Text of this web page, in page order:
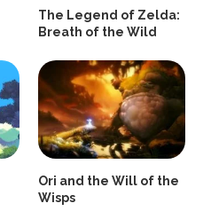
The Legend of Zelda:
Breath of the Wild
Ori and the Will of the
Wisps